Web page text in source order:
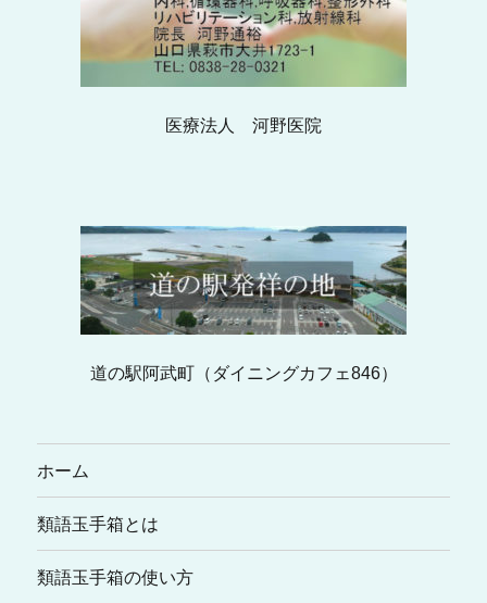
医療法人 河野医院
道の駅阿武町（ダイニングカフェ846）
ホーム
類語玉手箱とは
類語玉手箱の使い方